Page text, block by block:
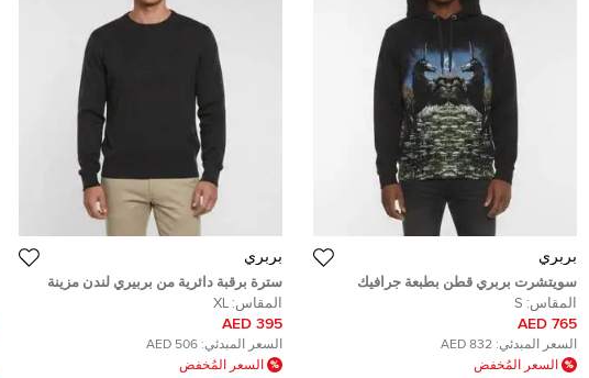
بربري
سويتشرت بربري قطن بطبعة جرافيك
"يونيكورن ميدو" صغير
المقاس: S
765 AED
السعر المبدئي: 832 AED
السعر المُخفض
بربري
سترة برقبة دائرية من بربيري لندن مزينة
بتفاصيل شعار رمادية مصنوعة من مزيج
الصوف مقاس كبير جدًا
المقاس: XL
395 AED
السعر المبدئي: 506 AED
السعر المُخفض